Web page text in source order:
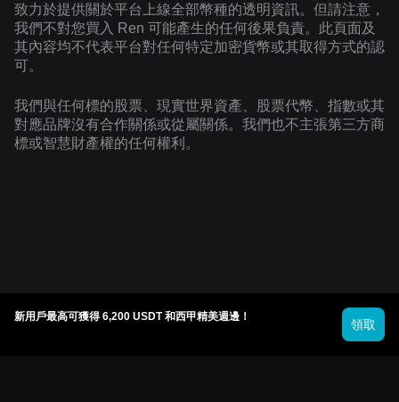
致力於提供關於平台上線全部幣種的透明資訊。但請注意，
我們不對您買入 Ren 可能產生的任何後果負責。此頁面及
其內容均不代表平台對任何特定加密貨幣或其取得方式的認
可。
我們與任何標的股票、現實世界資產、股票代幣、指數或其
對應品牌沒有合作關係或從屬關係。我們也不主張第三方商
標或智慧財產權的任何權利。
新用戶最高可獲得 6,200 USDT 和西甲精美週邊！
領取